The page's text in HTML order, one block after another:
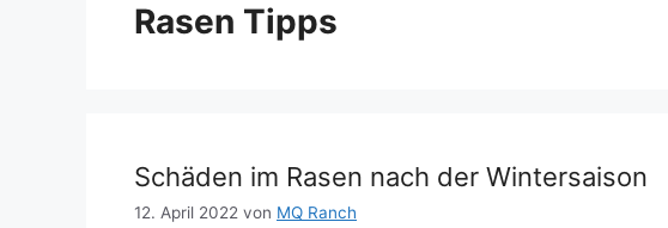
Rasen Tipps
Schäden im Rasen nach der Wintersaison
12. April 2022 von MQ Ranch